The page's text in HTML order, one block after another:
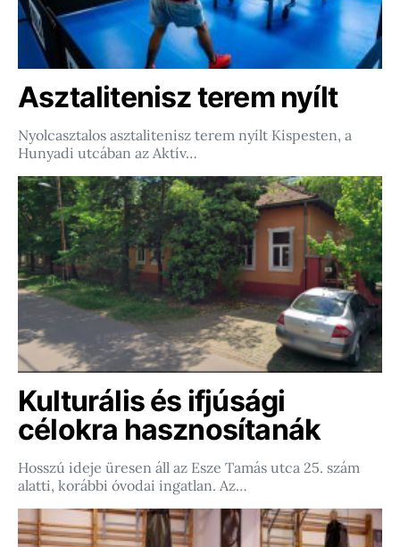
Asztalitenisz terem nyílt
Nyolcasztalos asztalitenisz terem nyílt Kispesten, a
Hunyadi utcában az Aktív…
Kulturális és ifjúsági
célokra hasznosítanák
Hosszú ideje üresen áll az Esze Tamás utca 25. szám
alatti, korábbi óvodai ingatlan. Az…